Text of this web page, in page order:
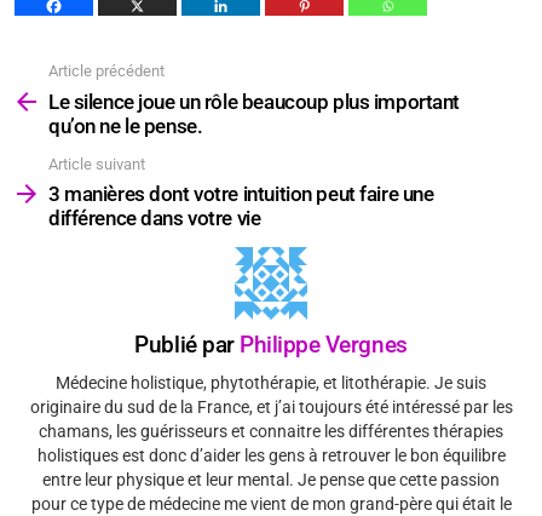
plus
Article précédent
Le silence joue un rôle beaucoup plus important
qu’on ne le pense.
Article suivant
3 manières dont votre intuition peut faire une
différence dans votre vie
Publié par Philippe Vergnes
Médecine holistique, phytothérapie, et litothérapie. Je suis
originaire du sud de la France, et j’ai toujours été intéressé par les
chamans, les guérisseurs et connaitre les différentes thérapies
holistiques est donc d’aider les gens à retrouver le bon équilibre
entre leur physique et leur mental. Je pense que cette passion
pour ce type de médecine me vient de mon grand-père qui était le